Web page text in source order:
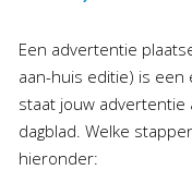
Een advertentie
aan-huis editie) is een
staat jouw advertentie
dagblad. Welke
hieronder: